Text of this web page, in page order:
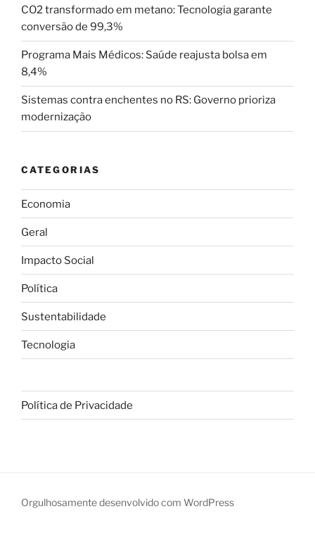
CO2 transformado em metano: Tecnologia garante
conversão de 99,3%
Programa Mais Médicos: Saúde reajusta bolsa em
8,4%
Sistemas contra enchentes no RS: Governo prioriza
modernização
CATEGORIAS
Economia
Geral
Impacto Social
Política
Sustentabilidade
Tecnologia
Política de Privacidade
Orgulhosamente desenvolvido com WordPress